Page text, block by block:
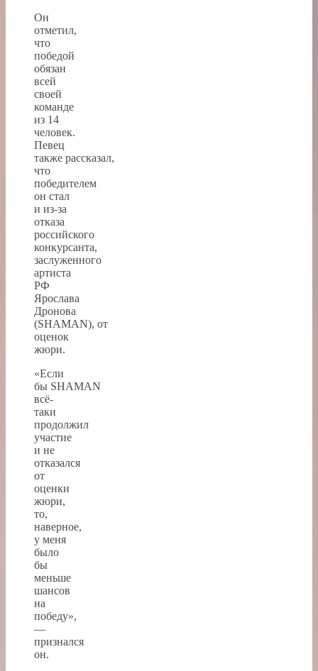
Он
отметил,
что
победой
обязан
всей
своей
команде
из 14
человек.
Певец
также рассказал,
что
победителем
он стал
и из-за
отказа
российского
конкурсанта,
заслуженного
артиста
РФ
Ярослава
Дронова
(SHAMAN), от
оценок
жюри.
«Если
бы SHAMAN
всё-
таки
продолжил
участие
и не
отказался
от
оценки
жюри,
то,
наверное,
у меня
было
бы
меньше
шансов
на
победу»,
—
признался
он.